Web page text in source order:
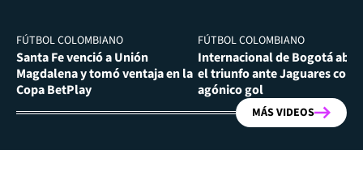
FÚTBOL COLOMBIANO
Santa Fe venció a Unión
Magdalena y tomó ventaja en la
Copa BetPlay
FÚTBOL COLOMBIANO
Internacional de Bogotá
el triunfo ante Jaguares con
agónico gol
MÁS VIDEOS